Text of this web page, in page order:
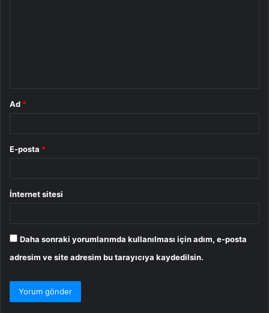
Ad *
E-posta *
İnternet sitesi
Daha sonraki yorumlarımda kullanılması için adım, e-posta
adresim ve site adresim bu tarayıcıya kaydedilsin.